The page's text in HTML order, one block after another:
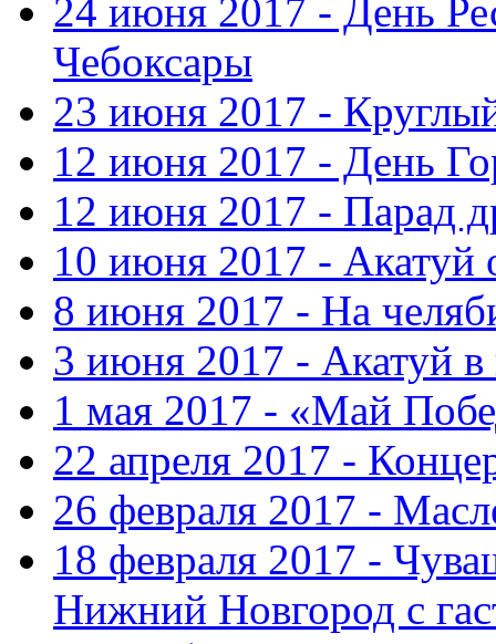
24 июня 2017 - День
Чебоксары
23 июня 2017 -
12 июня 2017 - День
12 июня 2017 - Парад
10 июня 2017 - Акатуй
8 июня 2017 - На
3 июня 2017 - Акатуй в
1 мая 2017 - «Май
22 апреля 2017 -
26 февраля 2017 -
18 февраля 2017 -
Нижний Новгород с